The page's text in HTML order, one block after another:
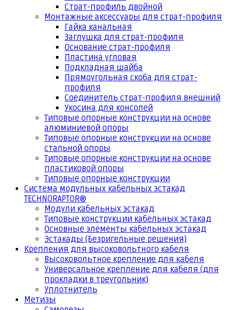
Страт-профиль двойной
Монтажные аксессуары для страт-профиля
Гайка канальная
Заглушка для страт-профиля
Основание страт-профиля
Пластина угловая
Подкладная шайба
Прямоугольная скоба для страт-
профиля
Соединитель страт-профиля внешний
Укосина для консолей
Типовые опорные конструкции на основе
алюминиевой опоры
Типовые опорные конструкции на основе
стальной опоры
Типовые опорные конструкции на основе
пластиковой опоры
Типовые опорные конструкции
Система модульных кабельных эстакад
TECHNORAPTOR®
Модули кабельных эстакад
Типовые конструкции кабельных эстакад
Основные элементы кабельных эстакад
Эстакады (Безригельные решения)
Крепления для высоковольтного кабеля
Высоковольтное крепление для кабеля
Универсальное крепление для кабеля (для
прокладки в треугольник)
Уплотнитель
Метизы